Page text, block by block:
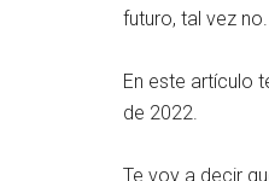
futuro, tal vez no.
En este artículo
de 2022.
Te voy a decir